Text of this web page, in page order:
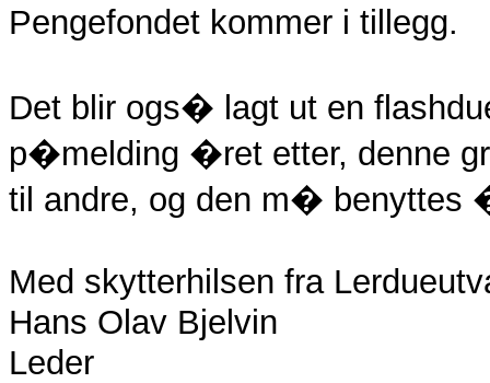
Pengefondet kommer i tillegg.
Det blir ogs� lagt ut en
p�melding �ret etter, denne
til andre, og den m� benyttes
Med skytterhilsen fra
Hans Olav Bjelvin
Leder